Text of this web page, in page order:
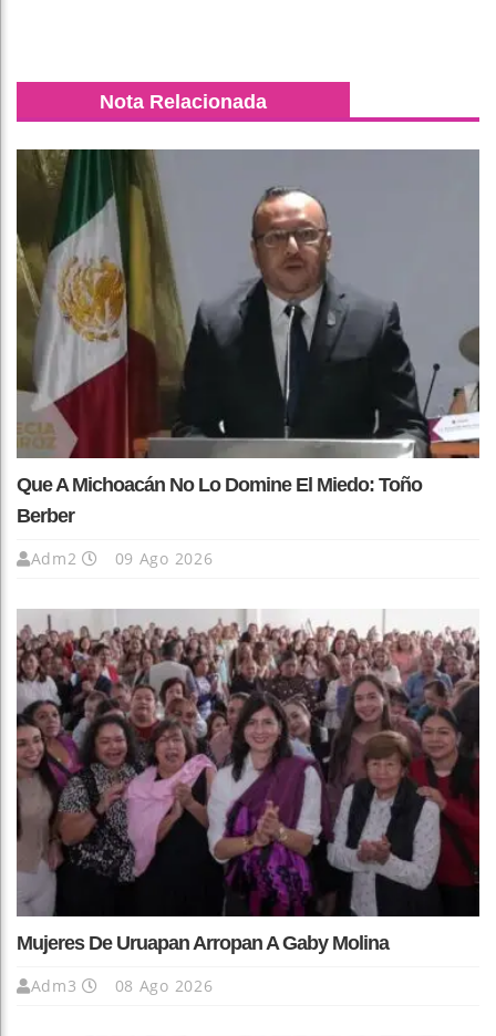
Nota Relacionada
Que A Michoacán No Lo Domine El Miedo: Toño
Berber
Adm2 09 Ago 2026
Mujeres De Uruapan Arropan A Gaby Molina
Adm3 08 Ago 2026